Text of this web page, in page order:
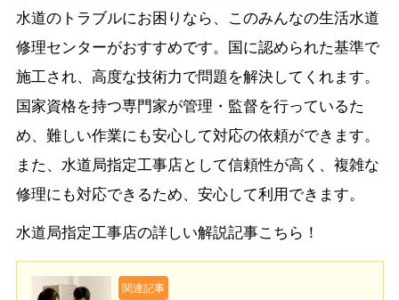
水道のトラブルにお困りなら、このみんなの生活水道
修理センターがおすすめです。国に認められた基準で
施工され、高度な技術力で問題を解決してくれます。
国家資格を持つ専門家が管理・監督を行っているた
め、難しい作業にも安心して対応の依頼ができます。
また、水道局指定工事店として信頼性が高く、複雑な
修理にも対応できるため、安心して利用できます。
水道局指定工事店の詳しい解説記事こちら！
関連記事